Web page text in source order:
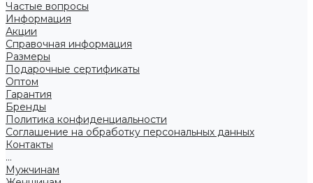
Частые вопросы
Информация
Акции
Справочная информация
Размеры
Подарочные сертификаты
Оптом
Гарантия
Бренды
Политика конфиденциальности
Соглашение на обработку персональных данных
Контакты
...
Мужчинам